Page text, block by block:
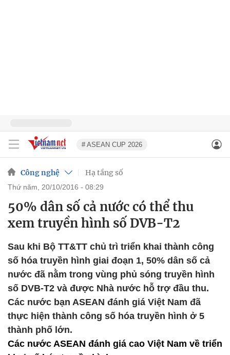
# ASEAN CUP 2026
Công nghệ Hạ tầng số
thứ năm, 20/10/2016 - 08:29
50% dân số cả nước có thể thu
xem truyền hình số DVB-T2
Sau khi Bộ TT&TT chủ trì triển khai thành công
số hóa truyền hình giai đoạn 1, 50% dân số cả
nước đã nằm trong vùng phủ sóng truyền hình
số DVB-T2 và được Nhà nước hỗ trợ đầu thu.
Các nước bạn ASEAN đánh giá Việt Nam đã
thực hiện thành công số hóa truyền hình ở 5
thành phố lớn.
Các nước ASEAN đánh giá cao Việt Nam về triển